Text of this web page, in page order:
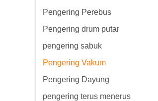
Pengering Perebus
Pengering drum putar
pengering sabuk
Pengering Vakum
Pengering Dayung
pengering terus menerus